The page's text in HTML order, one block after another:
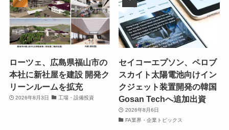
ローツェ、広島県福山市の
本社に新社屋を建設 開発ク
リーンルームを拡充
2026年8月3日 工場・設備投資
セイコーエプソン、ペロブ
スカイト太陽電池向けイン
クジェット装置開発の韓国
Gosan Techへ追加出資
2026年8月6日
FA業界・企業トピックス